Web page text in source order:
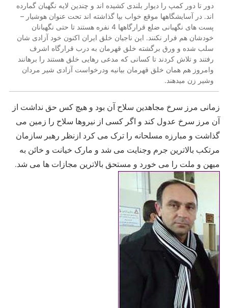
دور تا دور کمپ را دیوار بلندی کشیده اند و چندین لایه نگهبان گمارده
اند. در آسایشگاهها موقع خواب بپا گذاشته اند تحت عنوان هوشیار –
پست های نگهبانی ضلع قرارگاهها 4 نفره هستند تا حتی نگهبانان
خودشان هم فرار نکنند. این ناجیان خلق ایران اکنون خود آزادی شان
سلب شده و ورق برگشته خلق قهرمان به درب قرارگاه اشرف
رفتند و تلاش کردند تا کسانی که مدعی رهایی خلق هستند را برهانند
وامروز هم همان خلق قهرمان بیانیه ودرخواست آزادی شیر مردان
وشیر زن میدهند.
زمانی مرز سرخ مجاهدین سلاح آن بود و هیچ کس حق نداشت از
آن مرز سرخ عدول کند و اگر کسی از نیروها سلاح را زمین می
گذاشت و مبارزه مسلحانه را ترک می کرد ازنظر رهبر سازمان
مرتکب بالاترین جرم وجنایت می شد و مارک خیانت و خائن به
میهن و ملت را می خورد و مستحق بالاترین مجازات ها می شد.